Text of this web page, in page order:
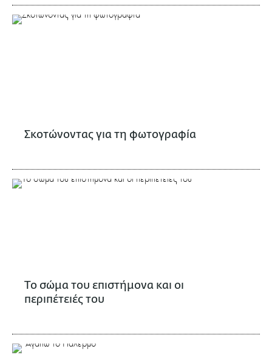
Σκοτώνοντας για τη φωτογραφία
Το σώμα του επιστήμονα και οι
περιπέτειές του